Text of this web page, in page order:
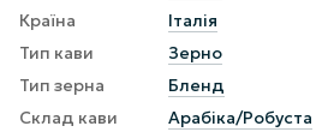
Країна
Італія
Тип кави
Зерно
Тип зерна
Бленд
Склад кави
Арабіка/Робуста